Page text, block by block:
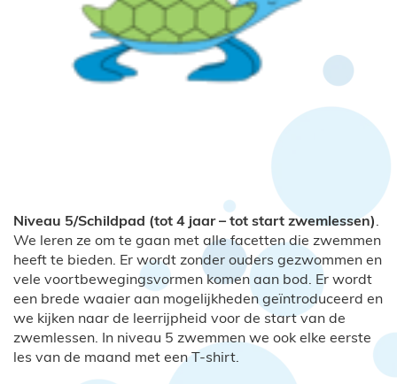
Niveau 5/Schildpad (tot 4 jaar – tot start zwemlessen).
We leren ze om te gaan met alle facetten die zwemmen
heeft te bieden. Er wordt zonder ouders gezwommen en
vele voortbewegingsvormen komen aan bod. Er wordt
een brede waaier aan mogelijkheden geïntroduceerd en
we kijken naar de leerrijpheid voor de start van de
zwemlessen. In niveau 5 zwemmen we ook elke eerste
les van de maand met een T-shirt.